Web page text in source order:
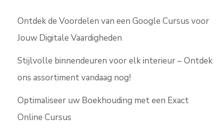
Ontdek de Voordelen van een Google Cursus voor
Jouw Digitale Vaardigheden
Stijlvolle binnendeuren voor elk interieur – Ontdek
ons assortiment vandaag nog!
Optimaliseer uw Boekhouding met een Exact
Online Cursus